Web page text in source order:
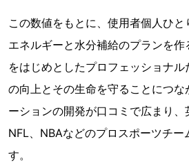
この数値をもとに、使用者個人ひと
エネルギーと水分補給のプランを作
をはじめとしたプロフェッショナ
の向上とその生命を守ることにつな
ーションの開発が口コミで広まり
NFL、NBAなどのプロスポーツチー
す。